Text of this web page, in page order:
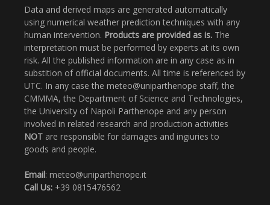
Data and derived maps are generated automatically
using numerical weather prediction techniques with any
human intervention. Products are provided as is. The
interpretation must be performed by experts at its own
risk. All the published information are in any case as in
substition of official documents. All time is referenced by
UTC. In any case the meteo@uniparthenope staff, the
CMMMA, the Department of Science and Technologies,
the University of Napoli Parthenope and any person
involved in related research and production activities
NOT are responsible for damages and ingiuries to
goods and people.
Email: meteo@uniparthenope.it
Call Us: +39 0815476562